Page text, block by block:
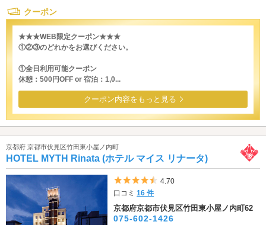
クーポン
★★★WEB限定クーポン★★★
①②③のどれかをお選びください。
①全日利用可能クーポン
休憩：500円OFF or 宿泊：1,0...
クーポン内容をもっと見る
京都府 京都市伏見区竹田東小屋ノ内町
HOTEL MYTH Rinata (ホテル マイス リナータ)
5つ星のうち4.5
4.70
口コミ16 件
京都府京都市伏見区竹田東小屋ノ内町62
075-602-1426